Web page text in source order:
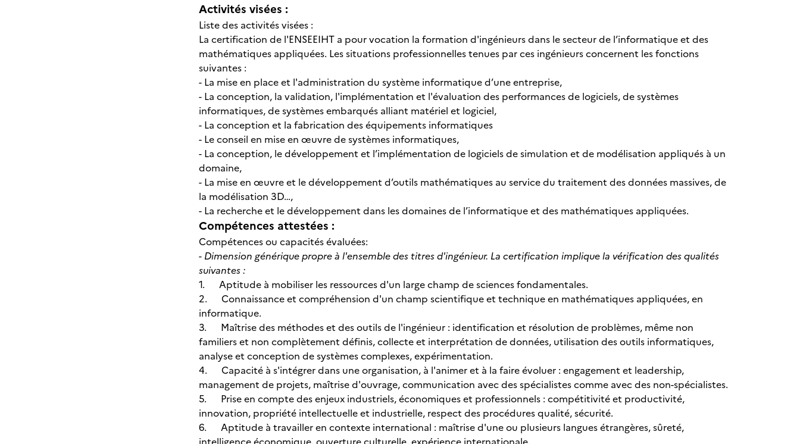
Activités visées :
Liste des activités visées :
La certification de l'ENSEEIHT a pour vocation la formation d'ingénieurs dans le secteur de l’informatique et des
mathématiques appliquées. Les situations professionnelles tenues par ces ingénieurs concernent les fonctions
suivantes :
- La mise en place et l'administration du système informatique d’une entreprise,
- La conception, la validation, l'implémentation et l'évaluation des performances de logiciels, de systèmes
informatiques, de systèmes embarqués alliant matériel et logiciel,
- La conception et la fabrication des équipements informatiques
- Le conseil en mise en œuvre de systèmes informatiques,
- La conception, le développement et l’implémentation de logiciels de simulation et de modélisation appliqués à un
domaine,
- La mise en œuvre et le développement d’outils mathématiques au service du traitement des données massives, de
la modélisation 3D…,
- La recherche et le développement dans les domaines de l’informatique et des mathématiques appliquées.
Compétences attestées :
Compétences ou capacités évaluées:
- Dimension générique propre à l'ensemble des titres d'ingénieur. La certification implique la vérification des qualités
suivantes :
1. Aptitude à mobiliser les ressources d'un large champ de sciences fondamentales.
2. Connaissance et compréhension d'un champ scientifique et technique en mathématiques appliquées, en
informatique.
3. Maîtrise des méthodes et des outils de l'ingénieur : identification et résolution de problèmes, même non
familiers et non complètement définis, collecte et interprétation de données, utilisation des outils informatiques,
analyse et conception de systèmes complexes, expérimentation.
4. Capacité à s'intégrer dans une organisation, à l'animer et à la faire évoluer : engagement et leadership,
management de projets, maîtrise d'ouvrage, communication avec des spécialistes comme avec des non-spécialistes.
5. Prise en compte des enjeux industriels, économiques et professionnels : compétitivité et productivité,
innovation, propriété intellectuelle et industrielle, respect des procédures qualité, sécurité.
6. Aptitude à travailler en contexte international : maîtrise d'une ou plusieurs langues étrangères, sûreté,